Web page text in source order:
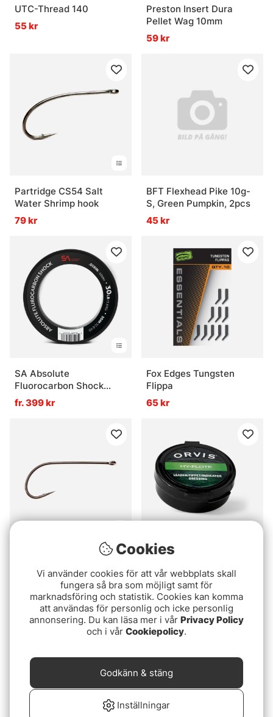
UTC-Thread 140
55 kr
Preston Insert Dura
Pellet Wag 10mm
59 kr
Partridge CS54 Salt
Water Shrimp hook
79 kr
BFT Flexhead Pike 10g-
S, Green Pumpkin, 2pcs
45 kr
SA Absolute
Fluorocarbon Shock
Tafsmaterial 0,45mm
fr. 399 kr
Fox Edges Tungsten
Flippa
65 kr
5.0 utav 5 stjärnor
Ahrex PR320 - Predator
Stinger
89 kr
Orvis Hy-Flote Paste
169 kr
Paketpris!
Cookies
Vi använder cookies för att vår webbplats skall
fungera så bra som möjligt samt för
marknadsföring och statistik. Cookies kan komma
att användas för personlig och icke personlig
annonsering. Du kan läsa mer i vår Privacy Policy
och i vår Cookiepolicy.
Inställningar
Godkänn & stäng